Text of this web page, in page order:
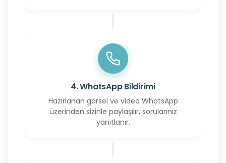
4. WhatsApp Bildirimi
Hazırlanan görsel ve video WhatsApp
üzerinden sizinle paylaşılır, sorularınız
yanıtlanır.